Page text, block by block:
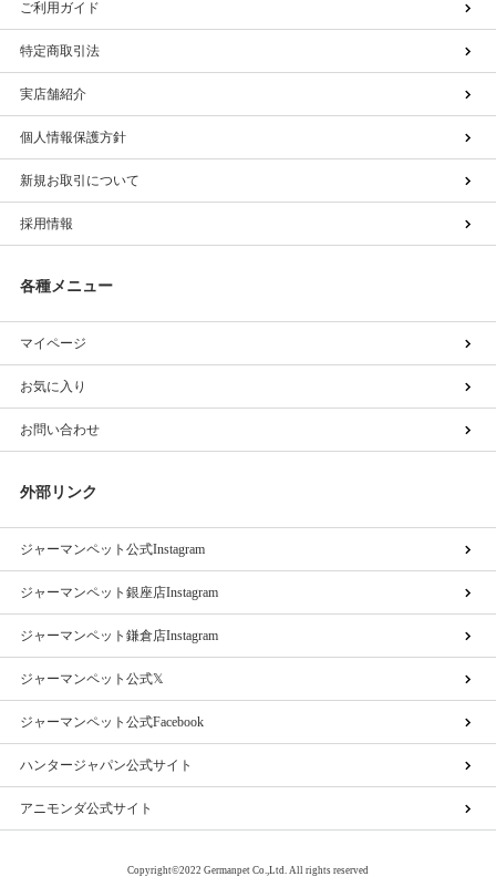
ご利用ガイド
特定商取引法
実店舗紹介
個人情報保護方針
新規お取引について
採用情報
各種メニュー
マイページ
お気に入り
お問い合わせ
外部リンク
ジャーマンペット公式Instagram
ジャーマンペット銀座店Instagram
ジャーマンペット鎌倉店Instagram
ジャーマンペット公式𝕏
ジャーマンペット公式Facebook
ハンタージャパン公式サイト
アニモンダ公式サイト
Copyright©2022 Germanpet Co.,Ltd. All rights reserved